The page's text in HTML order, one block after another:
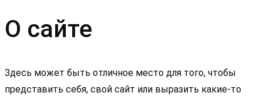
О сайте
Здесь может быть отличное место для того, чтобы
представить себя, свой сайт или выразить какие-то